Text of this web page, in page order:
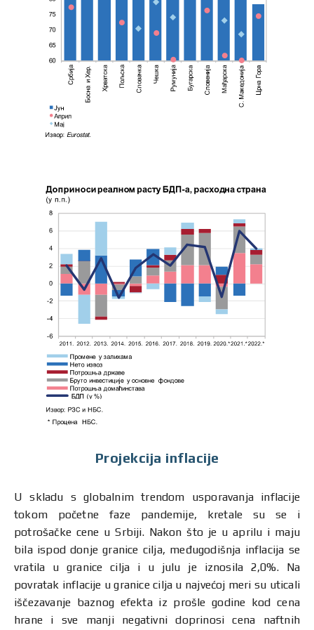
Projekcija inflacije
U skladu s globalnim trendom usporavanja inflacije
tokom početne faze pandemije, kretale su se i
potrošačke cene u Srbiji. Nakon što je u aprilu i maju
bila ispod donje granice cilja, međugodišnja inflacija se
vratila u granice cilja i u julu je iznosila 2,0%. Na
povratak inflacije u granice cilja u najvećoj meri su uticali
iščezavanje baznog efekta iz prošle godine kod cena
hrane i sve manji negativni doprinosi cena naftnih